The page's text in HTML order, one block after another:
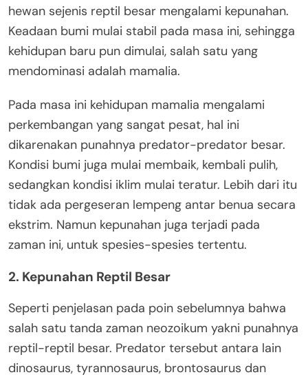
hewan sejenis reptil besar mengalami kepunahan.
Keadaan bumi mulai stabil pada masa ini, sehingga
kehidupan baru pun dimulai, salah satu yang
mendominasi adalah mamalia.
Pada masa ini kehidupan mamalia mengalami
perkembangan yang sangat pesat, hal ini
dikarenakan punahnya predator-predator besar.
Kondisi bumi juga mulai membaik, kembali pulih,
sedangkan kondisi iklim mulai teratur. Lebih dari itu
tidak ada pergeseran lempeng antar benua secara
ekstrim. Namun kepunahan juga terjadi pada
zaman ini, untuk spesies-spesies tertentu.
2. Kepunahan Reptil Besar
Seperti penjelasan pada poin sebelumnya bahwa
salah satu tanda zaman neozoikum yakni punahnya
reptil-reptil besar. Predator tersebut antara lain
dinosaurus, tyrannosaurus, brontosaurus dan